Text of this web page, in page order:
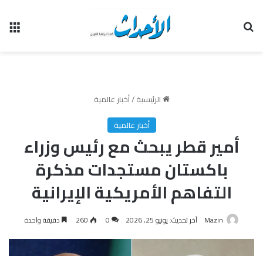
الرئيسية/أخبار عالمية
أخبار عالمية
أمير قطر يبحث مع رئيس وزراء
باكستان مستجدات مذكرة
التفاهم الأمريكية الإيرانية
Mazin آخر تحديث: يونيو 25, 2026 0
260 دقيقة واحدة